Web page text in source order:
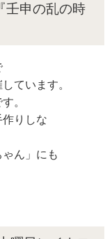
壬申の乱の時
ています。
。
りしな
ん」にも